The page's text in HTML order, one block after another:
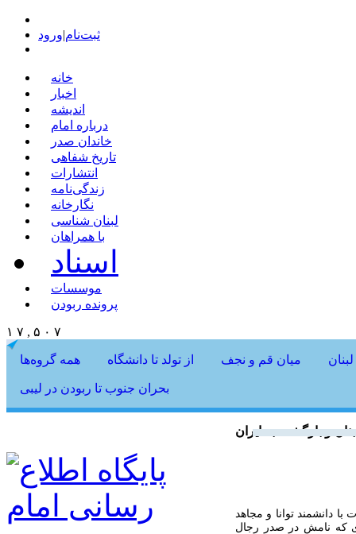
ثبت‌نام|ورود
خانه
اخبار
اندیشه
درباره امام
خاندان صدر
تاریخ شفاهی
انتشارات
زندگی‌نامه
نگارخانه
لبنان شناسی
با همراهان
اسناد
موسسات
پرونده ربودن
۱ ۷ , ۵ ۰ ۷
همه گروه‌ها از تولد تا دانشگاه میان قم و نجف
بحران جنوب تا ربودن در لیبی
و بازگشت به ایران
دانشمند توانا و مجاهد
که نامش در صدر رجال